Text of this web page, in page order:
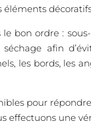
bon ordre :
afin
les bords, les
pour
effectuons une